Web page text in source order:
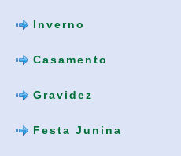
Inverno
Casamento
Gravidez
Festa Junina